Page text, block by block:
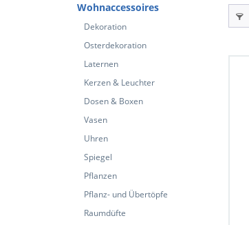
Wohnaccessoires
Dekoration
Osterdekoration
Laternen
Kerzen & Leuchter
Dosen & Boxen
Vasen
Uhren
Spiegel
Pflanzen
Pflanz- und Übertöpfe
Raumdüfte